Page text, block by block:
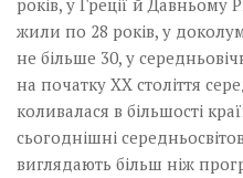
років, у Греції й
жили по 28 років, у
не більше 30, у
на початку ХХ століття
коливалася в більшості
сьогоднішні
виглядають більш ніж